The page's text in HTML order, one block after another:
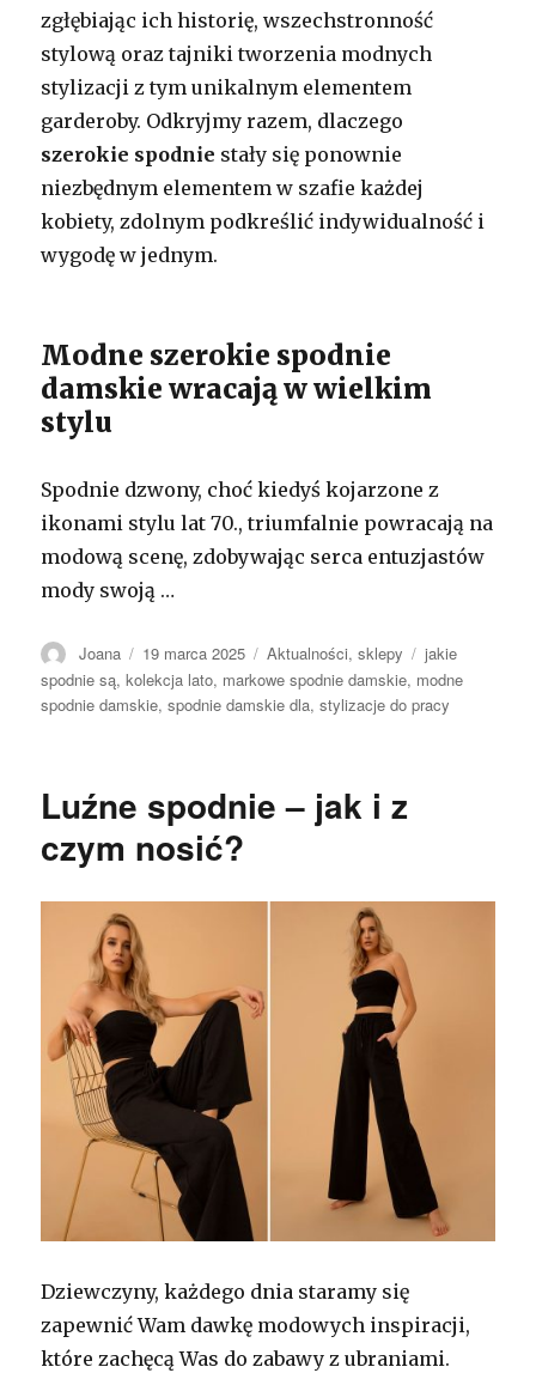
zgłębiając ich historię, wszechstronność
stylową oraz tajniki tworzenia modnych
stylizacji z tym unikalnym elementem
garderoby. Odkryjmy razem, dlaczego
szerokie spodnie stały się ponownie
niezbędnym elementem w szafie każdej
kobiety, zdolnym podkreślić indywidualność i
wygodę w jednym.
Modne szerokie spodnie
damskie wracają w wielkim
stylu
Spodnie dzwony, choć kiedyś kojarzone z
ikonami stylu lat 70., triumfalnie powracają na
modową scenę, zdobywając serca entuzjastów
mody swoją …
Autor
Joana Opublikowano
19 marca 2025 Kategorie
Aktualności,sklepy Tagi
jakie
spodnie są,kolekcja lato, markowe spodnie damskie, modne
spodnie damskie,spodnie damskie dla,stylizacje do pracy
Luźne spodnie – jak i z
czym nosić?
Dziewczyny, każdego dnia staramy się
zapewnić Wam dawkę modowych inspiracji,
które zachęcą Was do zabawy z ubraniami.